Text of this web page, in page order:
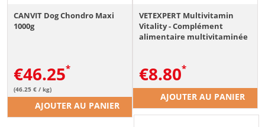
CANVIT Dog Chondro Maxi
1000g
€46.25
(46.25 € / kg)
AJOUTER AU PANIER
VETEXPERT Multivitamin
Vitality - Complément
alimentaire multivitaminée
€8.80
AJOUTER AU PANIER